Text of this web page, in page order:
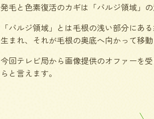
発毛と色素復活のカギは「バルジ領域」の
「バルジ領域」とは毛根の浅い部分にあ
生まれ、それが毛根の奥底へ向かって移
今回テレビ局から画像提供のオファーを
らと言えます。